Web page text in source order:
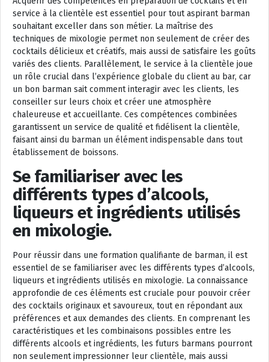
service à la clientèle est essentiel pour tout aspirant barman
souhaitant exceller dans son métier. La maîtrise des
techniques de mixologie permet non seulement de créer des
cocktails délicieux et créatifs, mais aussi de satisfaire les goûts
variés des clients. Parallèlement, le service à la clientèle joue
un rôle crucial dans l’expérience globale du client au bar, car
un bon barman sait comment interagir avec les clients, les
conseiller sur leurs choix et créer une atmosphère
chaleureuse et accueillante. Ces compétences combinées
garantissent un service de qualité et fidélisent la clientèle,
faisant ainsi du barman un élément indispensable dans tout
établissement de boissons.
Se familiariser avec les
différents types d’alcools,
liqueurs et ingrédients utilisés
en mixologie.
Pour réussir dans une formation qualifiante de barman, il est
essentiel de se familiariser avec les différents types d’alcools,
liqueurs et ingrédients utilisés en mixologie. La connaissance
approfondie de ces éléments est cruciale pour pouvoir créer
des cocktails originaux et savoureux, tout en répondant aux
préférences et aux demandes des clients. En comprenant les
caractéristiques et les combinaisons possibles entre les
différents alcools et ingrédients, les futurs barmans pourront
non seulement impressionner leur clientèle, mais aussi